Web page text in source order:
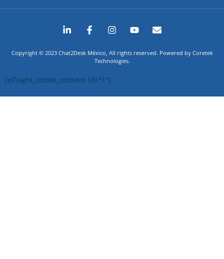
Copyright © 2023 Chat2Desk México, All rights reserved. Powered by Coretek
Technologies.
[elfsight_cookie_consent id="1"]